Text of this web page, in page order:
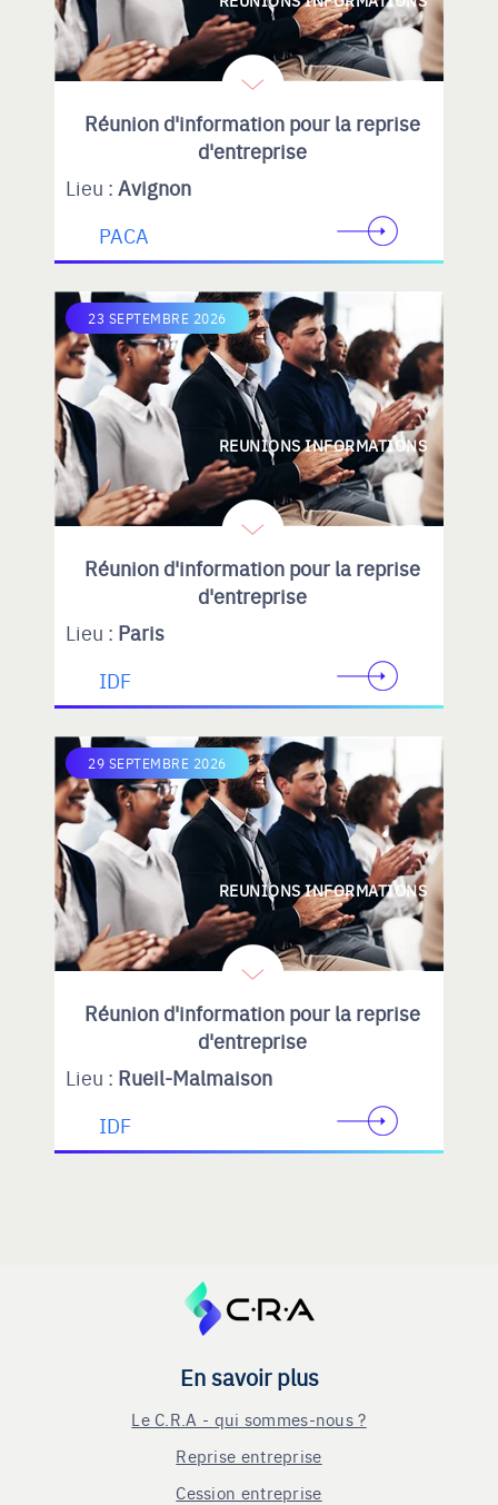
Réunion d'information pour la reprise
d'entreprise
Lieu : Avignon
PACA
23 SEPTEMBRE 2026
REUNIONS INFORMATIONS
Réunion d'information pour la reprise
d'entreprise
Lieu : Paris
IDF
29 SEPTEMBRE 2026
REUNIONS INFORMATIONS
Réunion d'information pour la reprise
d'entreprise
Lieu : Rueil-Malmaison
IDF
En savoir plus
Le C.R.A - qui sommes-nous ?
Reprise entreprise
Cession entreprise